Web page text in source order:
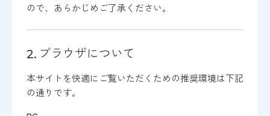
ので、あらかじめご了承ください。
ブラウザについて
本サイトを快適にご覧いただくための推奨環境は下記
の通りです。